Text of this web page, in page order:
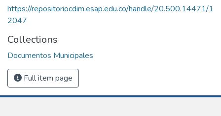
https://repositoriocdim.esap.edu.co/handle/20.500.14471/1
2047
Collections
Documentos Municipales
Full item page